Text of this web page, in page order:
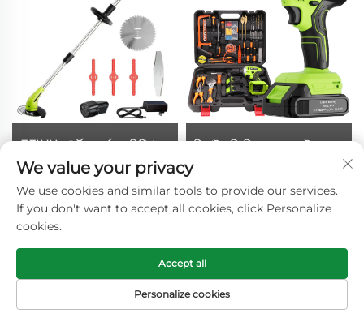
FEIHU পোর্টেবল কর্ডলেস লিথিয়াম
ইলেকট্রিক 12V/21V/40V গার্ডেন
এজ ট্রিমার মেশিন স্টিল ব্লেড লন
ট্রিমিংয়ের জন্য
ডিআইও ড্রিলিংয়ের জন্য ফেইহু নতুন
ওয়্যারলেস 10MM ড্রিল
We value your privacy
We use cookies and similar tools to provide our services.
If you don't want to accept all cookies, click Personalize
cookies.
Personalize cookies
Accept all